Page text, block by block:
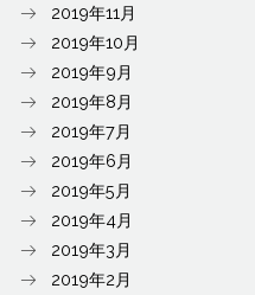
2019年11月
2019年10月
2019年9月
2019年8月
2019年7月
2019年6月
2019年5月
2019年4月
2019年3月
2019年2月